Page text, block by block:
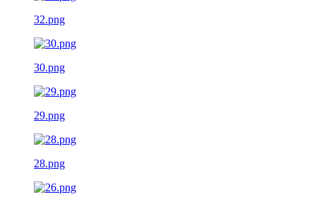
32.png
30.png
29.png
28.png